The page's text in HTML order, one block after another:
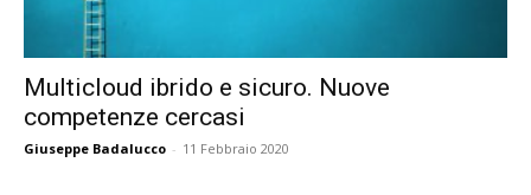
Multicloud ibrido e sicuro. Nuove
competenze cercasi
Giuseppe Badalucco - 11 Febbraio 2020